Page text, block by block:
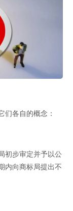
各自的概念：
步审定并予以公
内向商标局提出不